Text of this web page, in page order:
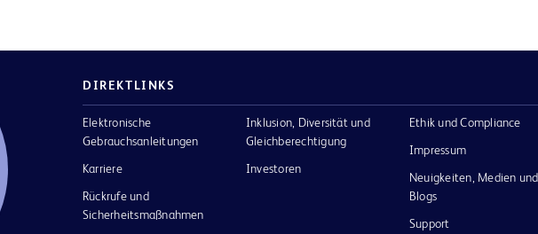
DIREKTLINKS
Elektronische
Gebrauchsanleitungen
Karriere
Rückrufe und
Sicherheitsmaßnahmen
Inklusion, Diversität und
Gleichberechtigung
Investoren
Ethik und Compliance
Impressum
Neuigkeiten, Medien und
Blogs
Support